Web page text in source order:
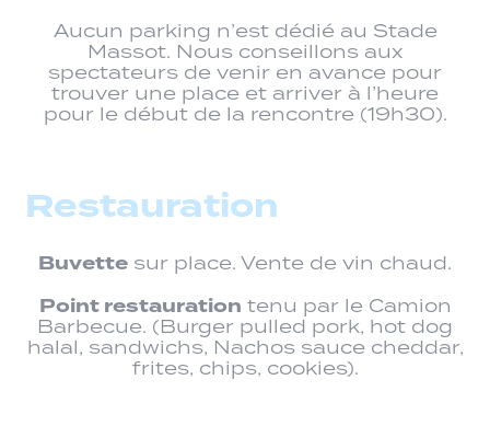
Aucun parking n’est dédié au Stade
Massot. Nous conseillons aux
spectateurs de venir en avance pour
trouver une place et arriver à l’heure
pour le début de la rencontre (19h30).
Restauration
Buvette sur place. Vente de vin chaud.
Point restauration tenu par le Camion
Barbecue. (Burger pulled pork, hot dog
halal, sandwichs, Nachos sauce cheddar,
frites, chips, cookies).